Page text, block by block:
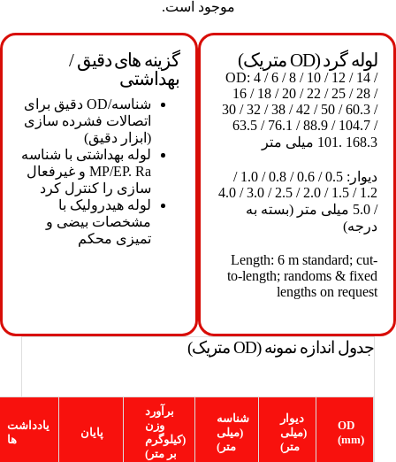
موجود است.
لوله گرد (OD متریک)
OD: 4 / 6 / 8 / 10 / 12 / 14 /
16 / 18 / 20 / 22 / 25 / 28 /
30 / 32 / 38 / 42 / 50 / 60.3 /
63.5 / 76.1 / 88.9 / 104.7 /
101. 168.3 میلی متر
دیوار: 0.5 / 0.6 / 0.8 / 1.0 /
1.2 / 1.5 / 2.0 / 2.5 / 3.0 / 4.0
/ 5.0 میلی متر (بسته به
درجه)
Length: 6 m standard; cut-
to-length; randoms & fixed
lengths on request
گزینه های دقیق /
بهداشتی
شناسه/OD دقیق برای
اتصالات فشرده سازی
(ابزار دقیق)
لوله بهداشتی با شناسه
MP/EP. Ra و غیرفعال
سازی را کنترل کرد
لوله هیدرولیک با
مشخصات بیضی و
تمیزی محکم
جدول اندازه نمونه (OD متریک)
OD
(mm)
دیوار
(میلی
متر)
شناسه
(میلی
متر)
برآورد
وزن
(کیلوگرم
بر متر)
پایان
یادداشت
ها